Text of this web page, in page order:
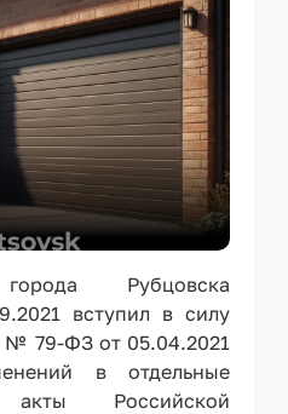
Рубцовска
вступил в силу
№ 79-ФЗ от 05.04.2021
в отдельные
акты Российской